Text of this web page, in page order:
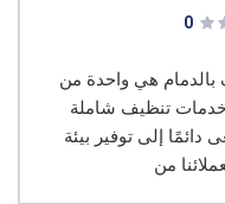
0
هي واحدة من
تنظيف شاملة
إلى توفير بيئة